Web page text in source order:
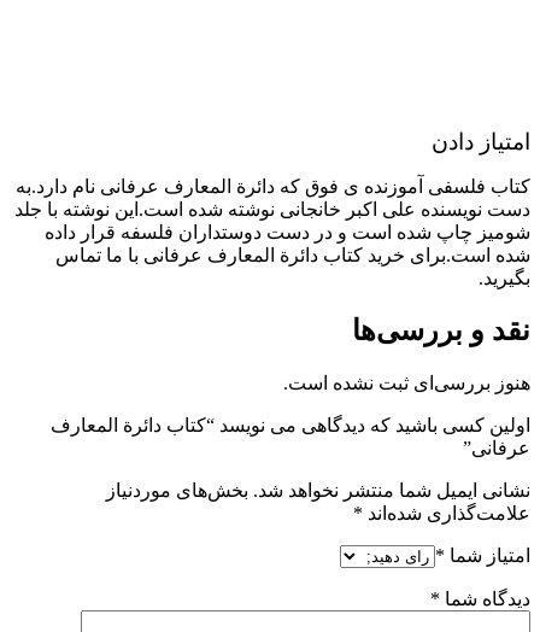
امتیاز دادن
کتاب فلسفی آموزنده ی فوق که دائرة المعارف عرفانی نام دارد.به
دست نویسنده علی اکبر خانجانی نوشته شده است.این نوشته با جلد
شومیز چاپ شده است و در دست دوستداران فلسفه قرار داده
شده است.برای خرید کتاب دائرة المعارف عرفانی با ما تماس
بگیرید.
نقد و بررسی‌ها
هنوز بررسی‌ای ثبت نشده است.
اولین کسی باشید که دیدگاهی می نویسد “کتاب دائرة المعارف
عرفانی”
نشانی ایمیل شما منتشر نخواهد شد. بخش‌های موردنیاز
علامت‌گذاری شده‌اند *
امتیاز شما *
دیدگاه شما *